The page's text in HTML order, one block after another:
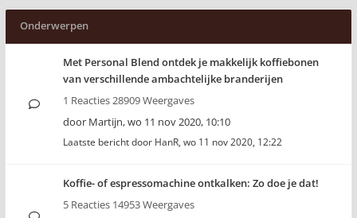
Onderwerpen
Met Personal Blend ontdek je makkelijk koffiebonen
van verschillende ambachtelijke branderijen
1 Reacties 28909 Weergaves
door Martijn,wo 11 nov 2020, 10:10
Laatste bericht door HanR, wo 11 nov 2020, 12:22
Koffie- of espressomachine ontkalken: Zo doe je dat!
5 Reacties 14953 Weergaves